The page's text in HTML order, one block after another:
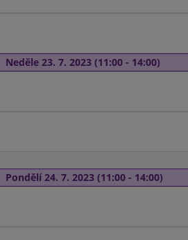
Neděle 23. 7. 2023 (11:00 - 14:00)
Pondělí 24. 7. 2023 (11:00 - 14:00)